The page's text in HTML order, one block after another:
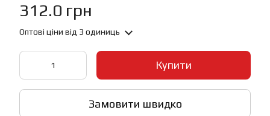
312.0 грн
Оптові ціни від 3 одиниць
Купити
Замовити швидко